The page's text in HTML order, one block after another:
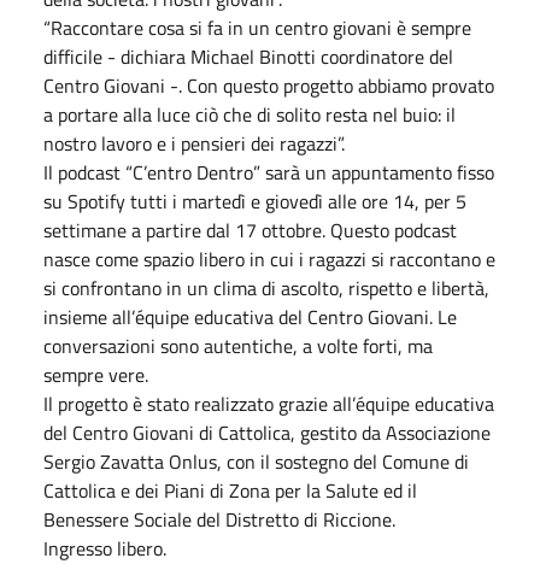
“Raccontare cosa si fa in un centro giovani è sempre
difficile - dichiara Michael Binotti coordinatore del
Centro Giovani -. Con questo progetto abbiamo provato
a portare alla luce ciò che di solito resta nel buio: il
nostro lavoro e i pensieri dei ragazzi”.
Il podcast “C’entro Dentro” sarà un appuntamento fisso
su Spotify tutti i martedì e giovedì alle ore 14, per 5
settimane a partire dal 17 ottobre. Questo podcast
nasce come spazio libero in cui i ragazzi si raccontano e
si confrontano in un clima di ascolto, rispetto e libertà,
insieme all’équipe educativa del Centro Giovani. Le
conversazioni sono autentiche, a volte forti, ma
sempre vere.
Il progetto è stato realizzato grazie all’équipe educativa
del Centro Giovani di Cattolica, gestito da Associazione
Sergio Zavatta Onlus, con il sostegno del Comune di
Cattolica e dei Piani di Zona per la Salute ed il
Benessere Sociale del Distretto di Riccione.
Ingresso libero.